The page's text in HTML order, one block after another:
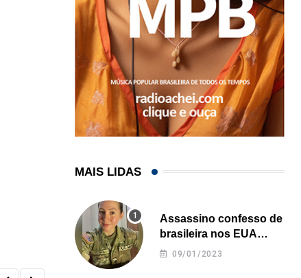
MAIS LIDAS
Assassino confesso de
brasileira nos EUA
revela onde deixou o
09/01/2023